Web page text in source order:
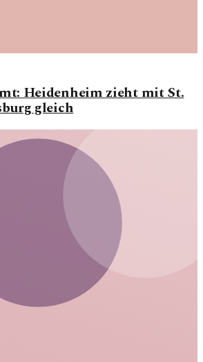
Heidenheim zieht mit St.
gleich